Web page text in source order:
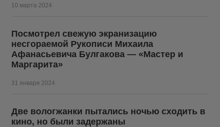
10 марта 2024
Посмотрел свежую экранизацию
несгораемой Рукописи Михаила
Афанасьевича Булгакова — «Мастер и
Маргарита»
31 января 2024
Две вологжанки пытались ночью сходить в
кино, но были задержаны